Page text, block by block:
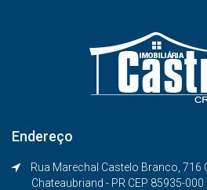
Endereço
Rua Marechal Castelo Branco, 716
Chateaubriand - PR CEP 85935-000